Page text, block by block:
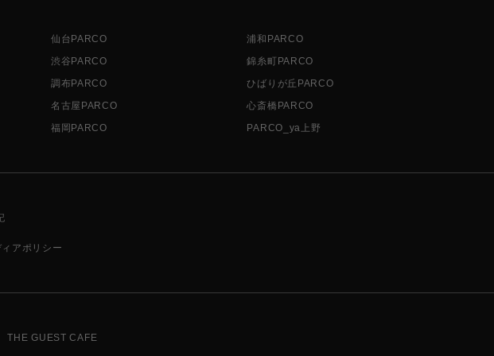
仙台PARCO
浦和PARCO
渋谷PARCO
錦糸町PARCO
調布PARCO
ひばりが丘PARCO
名古屋PARCO
心斎橋PARCO
福岡PARCO PARCO_ya上野
アポリシー
THE GUEST CAFE